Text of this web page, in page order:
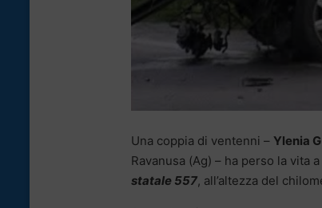
Una coppia di ventenni – Ylenia
Ravanusa (Ag) – ha perso la vita
statale 557, all’altezza del